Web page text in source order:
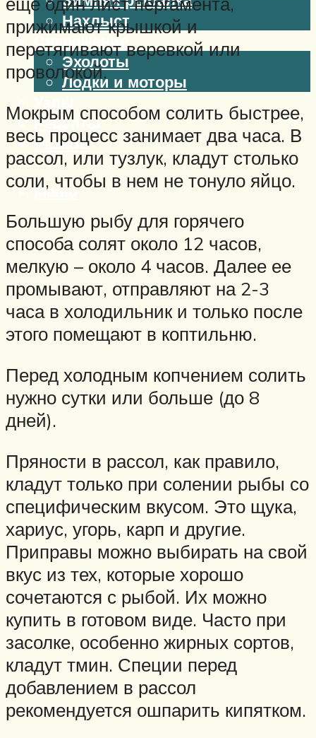
Нахлыст
Снаряжение
Эхолоты
Лодки и моторы
Рецепты
Разное
Меню
прижимают крышкой и
перетягивают веревкой или
проволокой.
Мокрым способом солить быстрее,
весь процесс занимает два часа. В
рассол, или тузлук, кладут столько
соли, чтобы в нем не тонуло яйцо.
Большую рыбу для горячего
способа солят около 12 часов,
мелкую – около 4 часов. Далее ее
промывают, отправляют на 2-3
часа в холодильник и только после
этого помещают в коптильню.
Перед холодным копчением солить
нужно сутки или больше (до 8
дней).
Пряности в рассол, как правило,
кладут только при солении рыбы со
специфическим вкусом. Это щука,
хариус, угорь, карп и другие.
Приправы можно выбирать на свой
вкус из тех, которые хорошо
сочетаются с рыбой. Их можно
купить в готовом виде. Часто при
засолке, особенно жирных сортов,
кладут тмин. Специи перед
добавлением в рассол
рекомендуется ошпарить кипятком.